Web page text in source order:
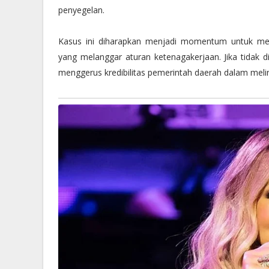
penyegelan.
Kasus ini diharapkan menjadi momentum untuk
yang melanggar aturan ketenagakerjaan. Jika tidak
menggerus kredibilitas pemerintah daerah dalam